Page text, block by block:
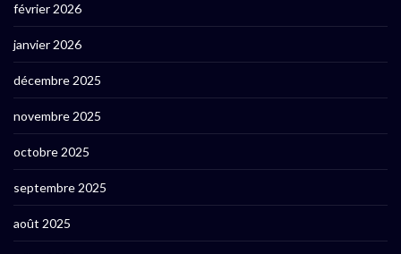
février 2026
janvier 2026
décembre 2025
novembre 2025
octobre 2025
septembre 2025
août 2025